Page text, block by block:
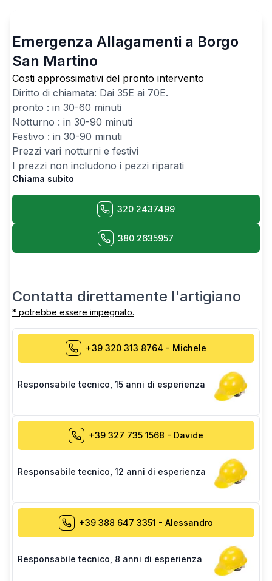
Emergenza Allagamenti a Borgo
San Martino
Costi approssimativi del pronto intervento
Diritto di chiamata: Dai 35E ai 70E.
pronto : in 30-60 minuti
Notturno : in 30-90 minuti
Festivo : in 30-90 minuti
Prezzi vari notturni e festivi
I prezzi non includono i pezzi riparati
Chiama subito
320 2437499
380 2635957
Contatta direttamente l'artigiano
* potrebbe essere impegnato.
+39 320 313 8764 - Michele
Responsabile tecnico 15 anni di esperienza
+39 327 735 1568 - Davide
Responsabile tecnico 12 anni di esperienza
+39 388 647 3351 - Alessandro
Responsabile tecnico 8 anni di esperienza